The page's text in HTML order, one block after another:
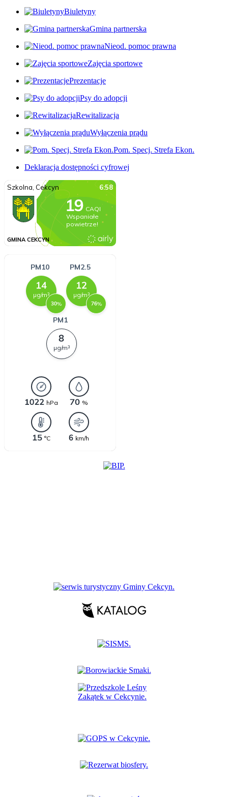
Biuletyny
Gmina partnerska
Nieod. pomoc prawna
Zajęcia sportowe
Prezentacje
Psy do adopcji
Rewitalizacja
Wyłączenia prądu
Pom. Specj. Strefa Ekon.
Deklaracja dostępności cyfrowej